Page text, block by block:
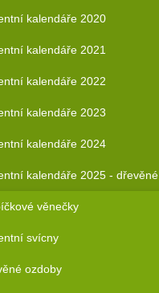
kalendáře 2020
kalendáře 2021
kalendáře 2022
kalendáře 2023
kalendáře 2024
kalendáře 2025 - dřevěné
věnečky
svícny
ozdoby